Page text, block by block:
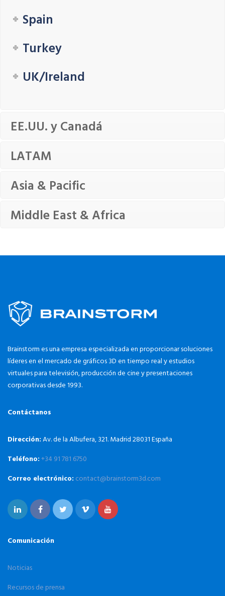
Spain
Turkey
UK/Ireland
EE.UU. y Canadá
LATAM
Asia & Pacific
Middle East & Africa
Brainstorm es una empresa especializada en proporcionar soluciones
líderes en el mercado de gráficos 3D en tiempo real y estudios
virtuales para televisión, producción de cine y presentaciones
corporativas desde 1993.
Contáctanos
Dirección:Av. de la Albufera, 321. Madrid 28031 España
Teléfono:+34 91 781 6750
Correo electrónico: contact@brainstorm3d.com
Comunicación
Noticias
Recursos de prensa